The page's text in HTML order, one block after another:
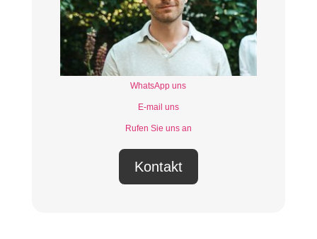
WhatsApp uns
E-mail uns
Rufen Sie uns an
Kontakt